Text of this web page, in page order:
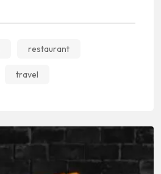
restaurant
travel